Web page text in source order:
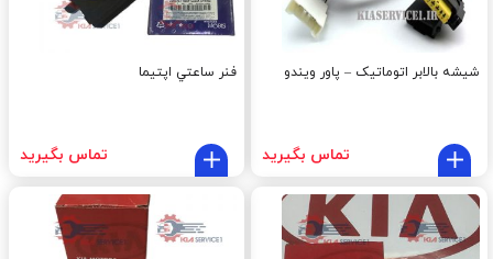
شیشه بالابر اتوماتیک – پاور ویندو
تماس بگیرید
فنر ساعتي اپتيما
تماس بگیرید